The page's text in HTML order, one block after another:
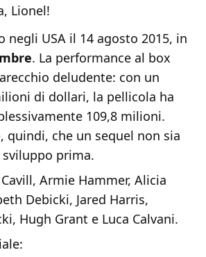
Lionel!
negli USA il 14 agosto 2015, in
. La performance al box
deludente: con un
di dollari, la pellicola ha
109,8 milioni.
quindi, che un sequel non sia
prima.
Armie Hammer, Alicia
Debicki, Jared Harris,
Hugh Grant e Luca Calvani.